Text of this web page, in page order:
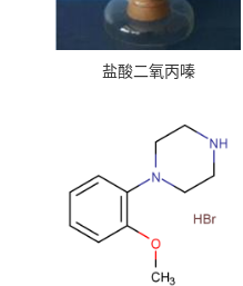
盐酸二氧丙嗪